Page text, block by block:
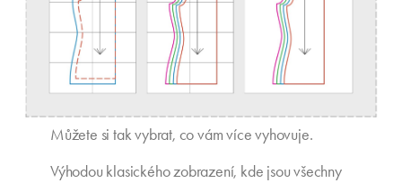
Můžete si tak vybrat, co vám více vyhovuje.
Výhodou klasického zobrazení, kde jsou všechny